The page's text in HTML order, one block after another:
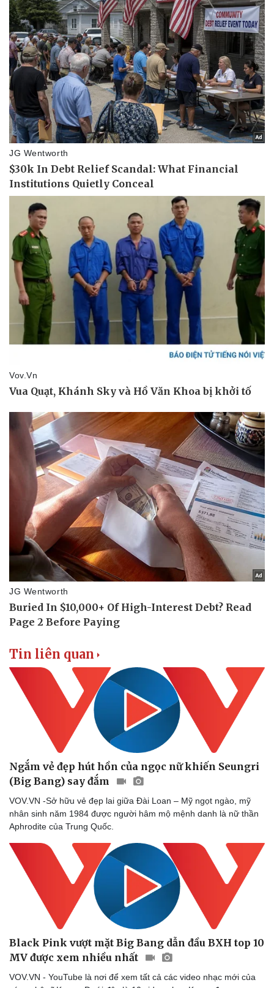
Thông tin doanh nghiệp
Doanh nghiệp 24h
Vì cộng đồng
Tin Công nghệ
Chuyển đổi số
Sức khỏe
Dinh dưỡng - món ngon
Sản phụ khoa
Nhi khoa
Nam khoa
Làm đẹp - giảm cân
Phòng mạch online
Ăn sạch sống khỏe
Đời sống
Tình yêu - Gia đình
Tin liên quan
Ngắm vẻ đẹp hút hồn của ngọc nữ khiến Seungri
(Big Bang) say đắm
VOV.VN -Sở hữu vẻ đẹp lai giữa Đài Loan – Mỹ ngọt ngào, mỹ
nhân sinh năm 1984 được người hâm mộ mệnh danh là nữ thần
Aphrodite của Trung Quốc.
Black Pink vượt mặt Big Bang dẫn đầu BXH top 10
MV được xem nhiều nhất
VOV.VN - YouTube là nơi để xem tất cả các video nhạc mới của